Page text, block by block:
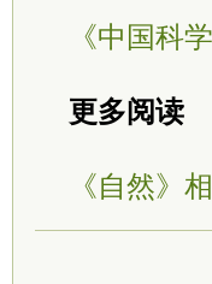
《中国科
更多阅读
《自然》